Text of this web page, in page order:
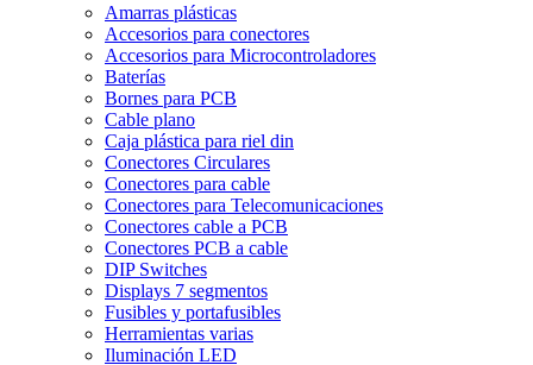
Amarras plásticas
Accesorios para conectores
Accesorios para Microcontroladores
Baterías
Bornes para PCB
Cable plano
Caja plástica para riel din
Conectores Circulares
Conectores para cable
Conectores para Telecomunicaciones
Conectores cable a PCB
Conectores PCB a cable
DIP Switches
Displays 7 segmentos
Fusibles y portafusibles
Herramientas varias
Iluminación LED